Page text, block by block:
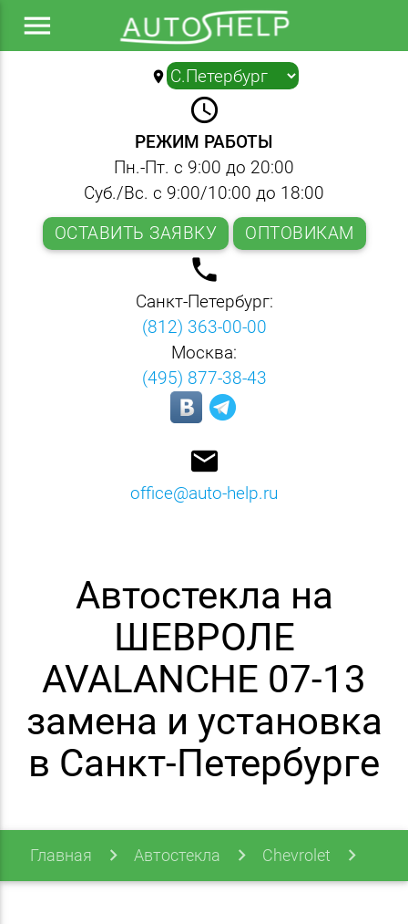
menu
location_on ▼
query_builder
РЕЖИМ РАБОТЫ
Пн.-Пт. с 9:00 до 20:00
Суб./Вс. с 9:00/10:00 до 18:00
ОСТАВИТЬ ЗАЯВКУ
ОПТОВИКАМ
local_phone
Санкт-Петербург:
(812) 363-00-00
Москва:
(495) 877-38-43
email
office@auto-help.ru
Автостекла на
ШЕВРОЛЕ
AVALANCHE 07-13
замена и установка
в Санкт-Петербурге
Главная Автостекла Chevrolet